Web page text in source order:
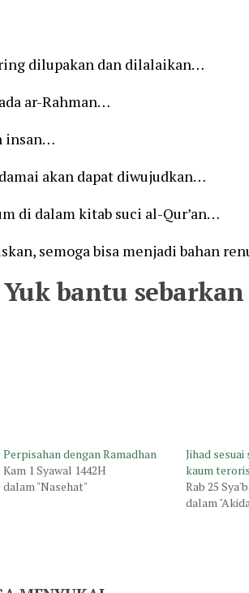
dilupakan dan dilalaikan…
ar-Rahman…
insan…
akan dapat diwujudkan…
di dalam kitab suci al-Qur’an…
semoga bisa menjadi bahan
bantu
Perpisahan dengan Ramadhan
Kam 1 Syawal 1442H
dalam "Nasehat"
Jihad sesuai
kaum teroris
Rab 25
dalam